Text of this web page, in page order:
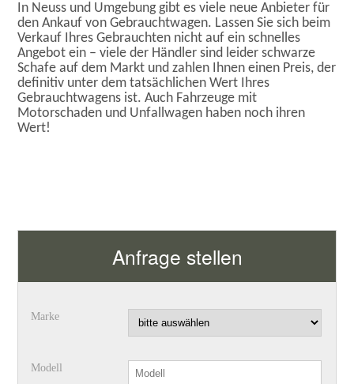
In Neuss und Umgebung gibt es viele neue Anbieter für
den Ankauf von Gebrauchtwagen. Lassen Sie sich beim
Verkauf Ihres Gebrauchten nicht auf ein schnelles
Angebot ein – viele der Händler sind leider schwarze
Schafe auf dem Markt und zahlen Ihnen einen Preis, der
definitiv unter dem tatsächlichen Wert Ihres
Gebrauchtwagens ist. Auch Fahrzeuge mit
Motorschaden und Unfallwagen haben noch ihren
Wert!
Anfrage stellen
Marke
Modell